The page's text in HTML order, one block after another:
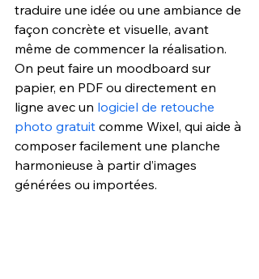
traduire une idée ou une ambiance de
façon concrète et visuelle, avant
même de commencer la réalisation.
On peut faire un moodboard sur
papier, en PDF ou directement en
ligne avec un logiciel de retouche
photo gratuit comme Wixel, qui aide à
composer facilement une planche
harmonieuse à partir d’images
générées ou importées.